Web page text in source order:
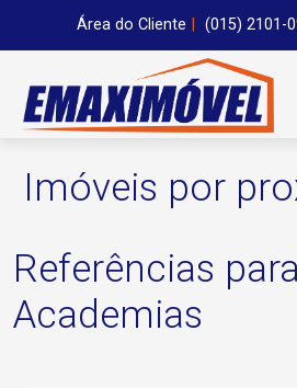
Área do Cliente (015) 2101-
Imóveis por
Referências para
Academias